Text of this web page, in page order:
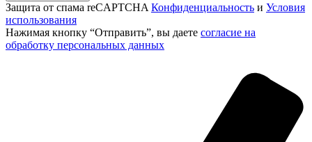
Защита от спама reCAPTCHA Конфиденциальность и Условия
использования
Нажимая кнопку “Отправить”, вы даете согласие на
обработку персональных данных